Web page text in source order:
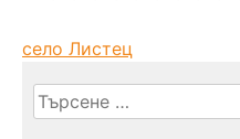
село Листец
Търсене
за: